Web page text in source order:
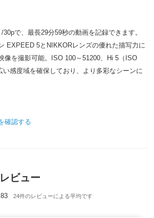
で、最長29分59秒の動画を記録できます。
EXPEED 5とNIKKORレンズの優れた描写力に
像を撮影可能。ISO 100～51200、Hi 5（ISO
い感度域を確保しており、より多彩なシーンに
確認する
ビュー
24件のレビューによる平均です